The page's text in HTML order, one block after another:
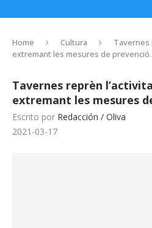
Home Cultura
Tavernes
extremant les mesures de prevenció.
Tavernes reprèn
extremant les mesures
Escrito por Redacción / Oliva
2021-03-17